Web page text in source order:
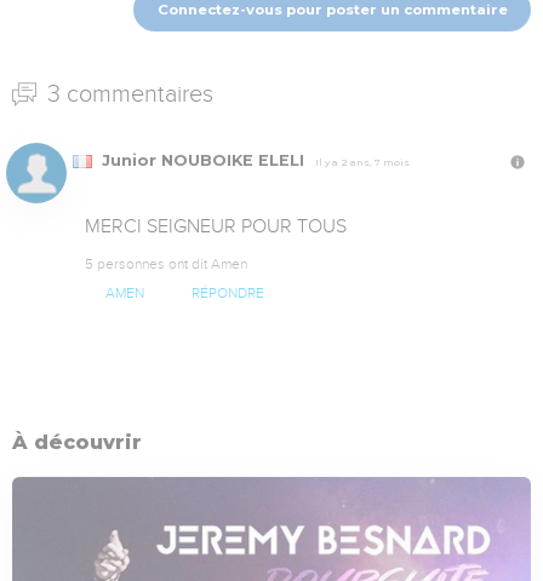
Connectez-vous pour poster un commentaire
3 commentaires
Junior NOUBOIKE ELELI Il y a 2 ans, 7 mois
MERCI SEIGNEUR POUR TOUS
5 personnes ont dit Amen
AMEN RÉPONDRE
À découvrir